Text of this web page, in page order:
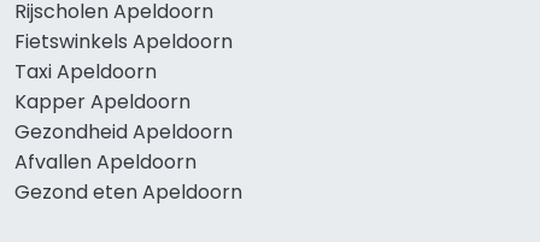
Rijscholen Apeldoorn
Fietswinkels Apeldoorn
Taxi Apeldoorn
Kapper Apeldoorn
Gezondheid Apeldoorn
Afvallen Apeldoorn
Gezond eten Apeldoorn